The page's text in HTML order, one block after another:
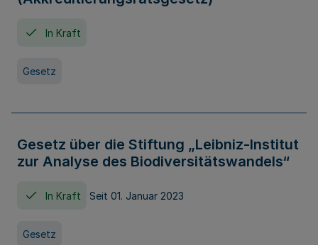
In Kraft
Gesetz
Gesetz über die Stiftung „Leibniz-Institut
zur Analyse des Biodiversitätswandels“
In Kraft Seit 01. Januar 2023
Gesetz